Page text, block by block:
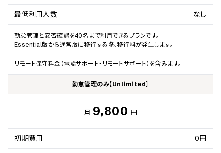
最低利用人数 なし
勤怠管理と安否確認を40名まで利用できるプランです。
Essential版から通常版に移行する際、移行料が発生します。
リモート保守料金（電話サポート・リモートサポート）を含みます。
勤怠管理のみ【Unlimited】
月 9,800 円
初期費用 0円